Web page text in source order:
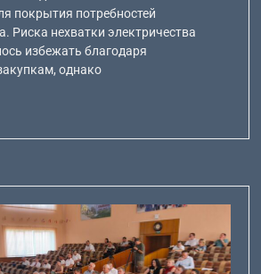
покрытия потребностей
Риска нехватки электричества
избежать благодаря
однако